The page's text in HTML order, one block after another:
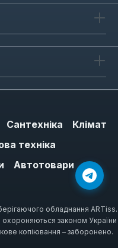
пластикові
Volvo
посиленого
Subaru
кріплень, що
та наявність
капоту:
Сантехніка
Клімат
техніка
Автотовари
обладнання ARTiss.
охороняються законом України
копіювання – заборонено.